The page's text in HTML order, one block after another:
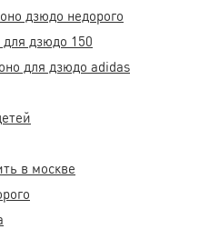
дзюдо недорого
дзюдо 150
для дзюдо adidas
в москве